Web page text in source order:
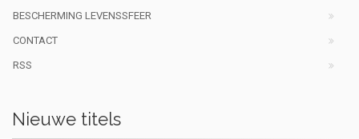
BESCHERMING LEVENSSFEER
CONTACT
RSS
Nieuwe titels